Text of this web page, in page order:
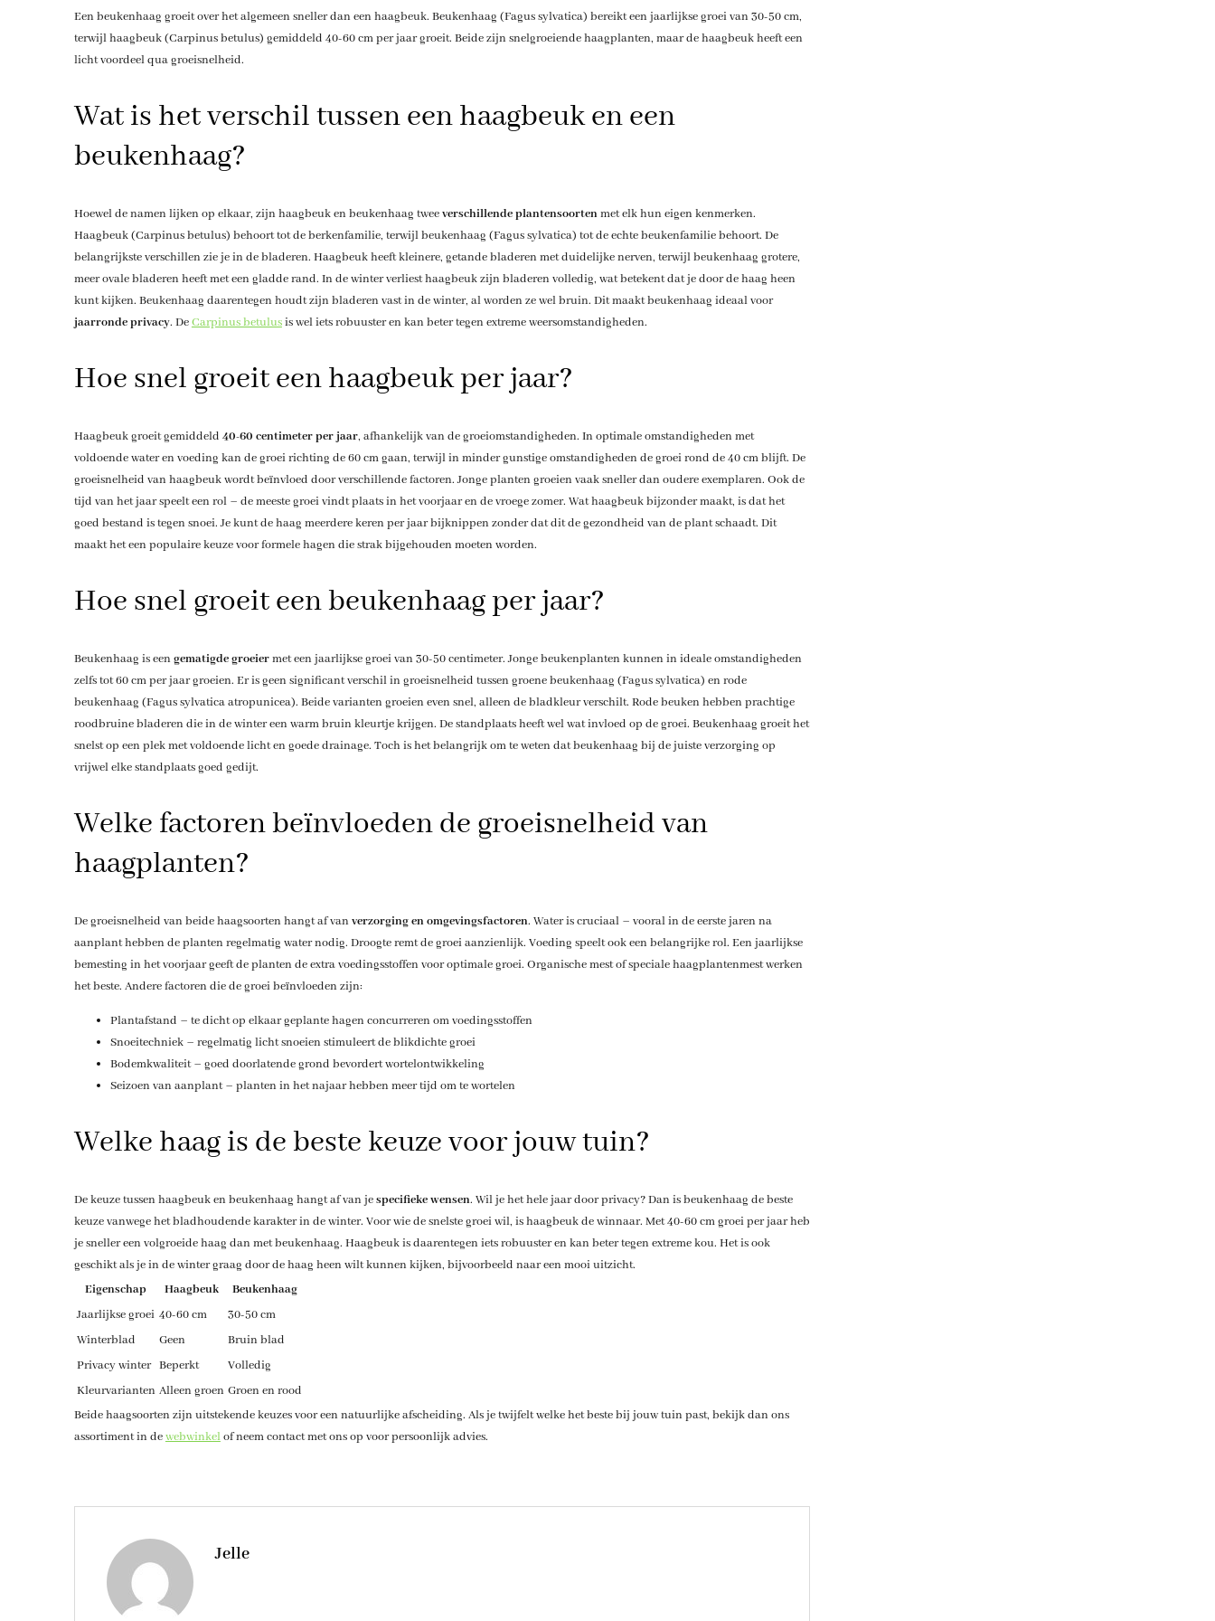
Een beukenhaag groeit over het algemeen sneller dan een haagbeuk. Beukenhaag (Fagus sylvatica) bereikt een jaarlijkse groei van 30-50 cm,
terwijl haagbeuk (Carpinus betulus) gemiddeld 40-60 cm per jaar groeit. Beide zijn snelgroeiende haagplanten, maar de haagbeuk heeft een
licht voordeel qua groeisnelheid.
Wat is het verschil tussen een haagbeuk en een
beukenhaag?
Hoewel de namen lijken op elkaar, zijn haagbeuk en beukenhaag tweeverschillende plantensoortenmet elk hun eigen kenmerken.
Haagbeuk (Carpinus betulus) behoort tot de berkenfamilie, terwijl beukenhaag (Fagus sylvatica) tot de echte beukenfamilie behoort. De
belangrijkste verschillen zie je in de bladeren. Haagbeuk heeft kleinere, getande bladeren met duidelijke nerven, terwijl beukenhaag grotere,
meer ovale bladeren heeft met een gladde rand. In de winter verliest haagbeuk zijn bladeren volledig, wat betekent dat je door de haag heen
kunt kijken. Beukenhaag daarentegen houdt zijn bladeren vast in de winter, al worden ze wel bruin. Dit maakt beukenhaag ideaal voor
jaarronde privacy. DeCarpinus betulusis wel iets robuuster en kan beter tegen extreme weersomstandigheden.
Hoe snel groeit een haagbeuk per jaar?
Haagbeuk groeit gemiddeld 40-60 centimeter per jaar, afhankelijk van de groeiomstandigheden. In optimale omstandigheden met
voldoende water en voeding kan de groei richting de 60 cm gaan, terwijl in minder gunstige omstandigheden de groei rond de 40 cm blijft. De
groeisnelheid van haagbeuk wordt beïnvloed door verschillende factoren. Jonge planten groeien vaak sneller dan oudere exemplaren. Ook de
tijd van het jaar speelt een rol – de meeste groei vindt plaats in het voorjaar en de vroege zomer. Wat haagbeuk bijzonder maakt, is dat het
goed bestand is tegen snoei. Je kunt de haag meerdere keren per jaar bijknippen zonder dat dit de gezondheid van de plant schaadt. Dit
maakt het een populaire keuze voor formele hagen die strak bijgehouden moeten worden.
Hoe snel groeit een beukenhaag per jaar?
Beukenhaag is eengematigde groeiermet een jaarlijkse groei van 30-50 centimeter. Jonge beukenplanten kunnen in ideale omstandigheden
zelfs tot 60 cm per jaar groeien. Er is geen significant verschil in groeisnelheid tussen groene beukenhaag (Fagus sylvatica) en rode
beukenhaag (Fagus sylvatica atropunicea). Beide varianten groeien even snel, alleen de bladkleur verschilt. Rode beuken hebben prachtige
roodbruine bladeren die in de winter een warm bruin kleurtje krijgen. De standplaats heeft wel wat invloed op de groei. Beukenhaag groeit het
snelst op een plek met voldoende licht en goede drainage. Toch is het belangrijk om te weten dat beukenhaag bij de juiste verzorging op
vrijwel elke standplaats goed gedijt.
Welke factoren beïnvloeden de groeisnelheid van
haagplanten?
De groeisnelheid van beide haagsoorten hangt af vanverzorging en omgevingsfactoren. Water is cruciaal – vooral in de eerste jaren na
aanplant hebben de planten regelmatig water nodig. Droogte remt de groei aanzienlijk. Voeding speelt ook een belangrijke rol. Een jaarlijkse
bemesting in het voorjaar geeft de planten de extra voedingsstoffen voor optimale groei. Organische mest of speciale haagplantenmest werken
het beste. Andere factoren die de groei beïnvloeden zijn:
Plantafstand – te dicht op elkaar geplante hagen concurreren om voedingsstoffen
Snoeitechniek – regelmatig licht snoeien stimuleert de blikdichte groei
Bodemkwaliteit – goed doorlatende grond bevordert wortelontwikkeling
Seizoen van aanplant – planten in het najaar hebben meer tijd om te wortelen
Welke haag is de beste keuze voor jouw tuin?
De keuze tussen haagbeuk en beukenhaag hangt af van jespecifieke wensen. Wil je het hele jaar door privacy? Dan is beukenhaag de beste
keuze vanwege het bladhoudende karakter in de winter. Voor wie de snelste groei wil, is haagbeuk de winnaar. Met 40-60 cm groei per jaar heb
je sneller een volgroeide haag dan met beukenhaag. Haagbeuk is daarentegen iets robuuster en kan beter tegen extreme kou. Het is ook
geschikt als je in de winter graag door de haag heen wilt kunnen kijken, bijvoorbeeld naar een mooi uitzicht.
Eigenschap
Haagbeuk
Beukenhaag
Jaarlijkse groei 40-60 cm
30-50 cm
Winterblad
Geen
Bruin blad
Privacy winter Beperkt
Volledig
Kleurvarianten Alleen groen Groen en rood
Beide haagsoorten zijn uitstekende keuzes voor een natuurlijke afscheiding. Als je twijfelt welke het beste bij jouw tuin past, bekijk dan ons
assortiment in dewebwinkelof neem contact met ons op voor persoonlijk advies.
Jelle